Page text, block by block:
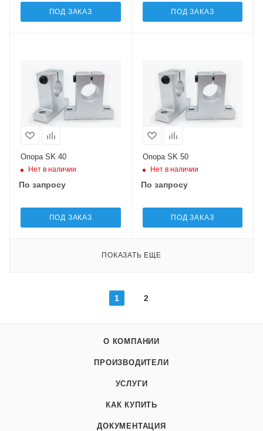
ПОД ЗАКАЗ ПОД ЗАКАЗ
Опора SK 40
Нет в наличии
По запросу
ПОД ЗАКАЗ
Опора SK 50
Нет в наличии
По запросу
ПОД ЗАКАЗ
ПОКАЗАТЬ ЕЩЕ
1 2
О КОМПАНИИ
ПРОИЗВОДИТЕЛИ
УСЛУГИ
КАК КУПИТЬ
ДОКУМЕНТАЦИЯ